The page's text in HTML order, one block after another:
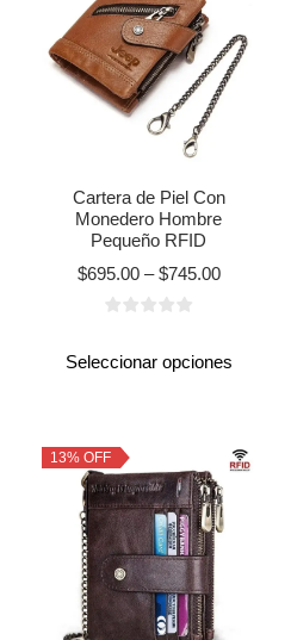
Cartera de Piel Con
Monedero Hombre
Pequeño RFID
$695.00 – $745.00
Seleccionar opciones
13% OFF